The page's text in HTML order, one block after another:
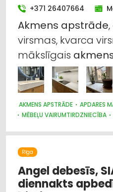
+371 26407664
Akmens apstrāde,
virsmas, kvarca
mākslīgais
AKMENS APSTRĀDE
APDARES
MĒBEĻU VAIRUMTIRDZNIECĪBA
DIZAINS UN INTERJERS;
MĒBEĻU TIRDZNIECĪBA
KRĀSNIS UN KAMĪNI
Rīga
Angel debesīs,
diennakts